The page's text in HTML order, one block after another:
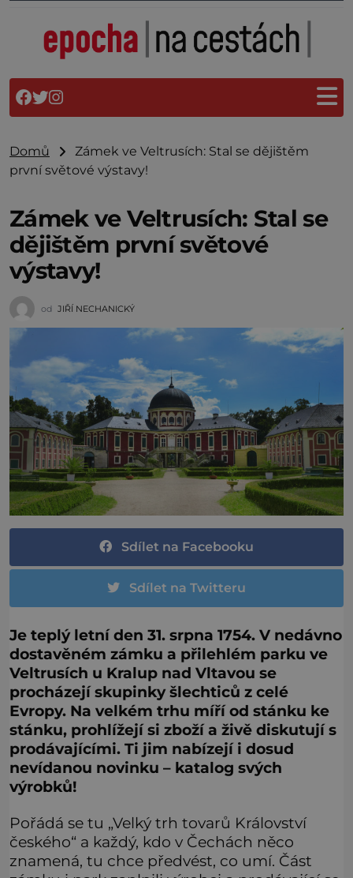
Domů
Zámek ve Veltrusích: Stal se dějištěm
první světové výstavy!
Zámek ve Veltrusích: Stal se
dějištěm první světové
výstavy!
od JIŘÍ NECHANICKÝ
Sdílet na Facebooku
Sdílet na Twitteru
Je teplý letní den 31. srpna 1754. V nedávno
dostavěném zámku a přilehlém parku ve
Veltrusích u Kralup nad Vltavou se
procházejí skupinky šlechticů z celé
Evropy. Na velkém trhu míří od stánku ke
stánku, prohlížejí si zboží a živě diskutují s
prodávajícími. Ti jim nabízejí i dosud
nevídanou novinku – katalog svých
výrobků!
Pořádá se tu „Velký trh tovarů Království
českého“ a každý, kdo v Čechách něco
znamená, tu chce předvést, co umí. Část